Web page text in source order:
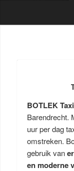
BOTLEK Taxi
Barendrecht.
uur per dag
omstreken.
gebruik van
en moderne